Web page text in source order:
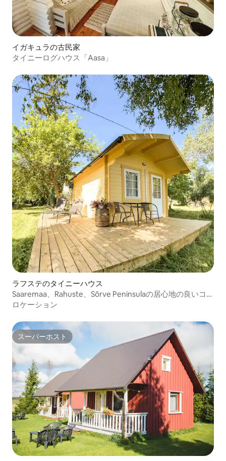
イガキュラの古民家
タイニーログハウス「Aasa」
ラフステのタイニーハウス
Saaremaa、Rahuste、Sõrve Peninsulaの居心地の良いコテ
ージ
ロケーション
スーパーホスト
スーパーホスト